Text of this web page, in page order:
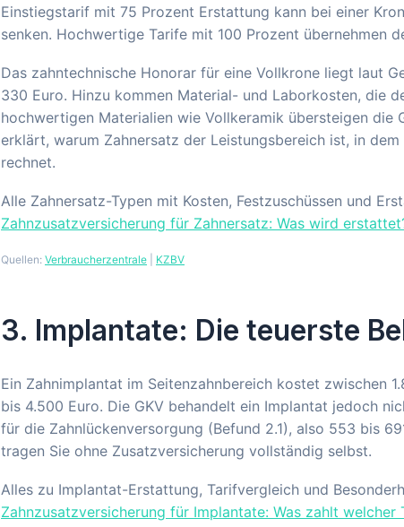
Einstiegstarif mit 75 Prozent Erstattung kann bei einer
senken. Hochwertige Tarife mit 100 Prozent übernehmen
Das zahntechnische Honorar für eine Vollkrone liegt laut
330 Euro. Hinzu kommen Material- und Laborkosten, die
hochwertigen Materialien wie Vollkeramik übersteigen die
erklärt, warum Zahnersatz der Leistungsbereich ist, in
rechnet.
Alle Zahnersatz-Typen mit Kosten, Festzuschüssen und
Zahnzusatzversicherung für Zahnersatz: Was wird
Quellen: Verbraucherzentrale KZBV
3. Implantate: Die teuerste
Ein Zahnimplantat im Seitenzahnbereich kostet zwischen
bis 4.500 Euro. Die GKV behandelt ein Implantat jedoch
für die Zahnlückenversorgung (Befund 2.1), also 553 bis
tragen Sie ohne Zusatzversicherung vollständig selbst.
Alles zu Implantat-Erstattung, Tarifvergleich und
Zahnzusatzversicherung für Implantate: Was zahlt welcher